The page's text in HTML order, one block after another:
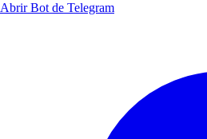
Abrir Bot de Telegram